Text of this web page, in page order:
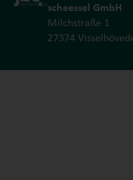
scheessel GmbH
Milchstraße 1
27374